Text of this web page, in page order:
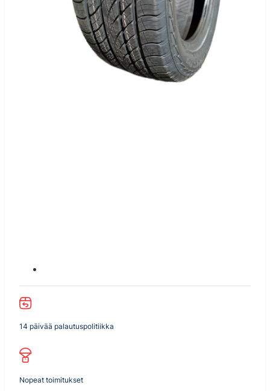
14 päivää palautuspolitiikka
Nopeat toimitukset